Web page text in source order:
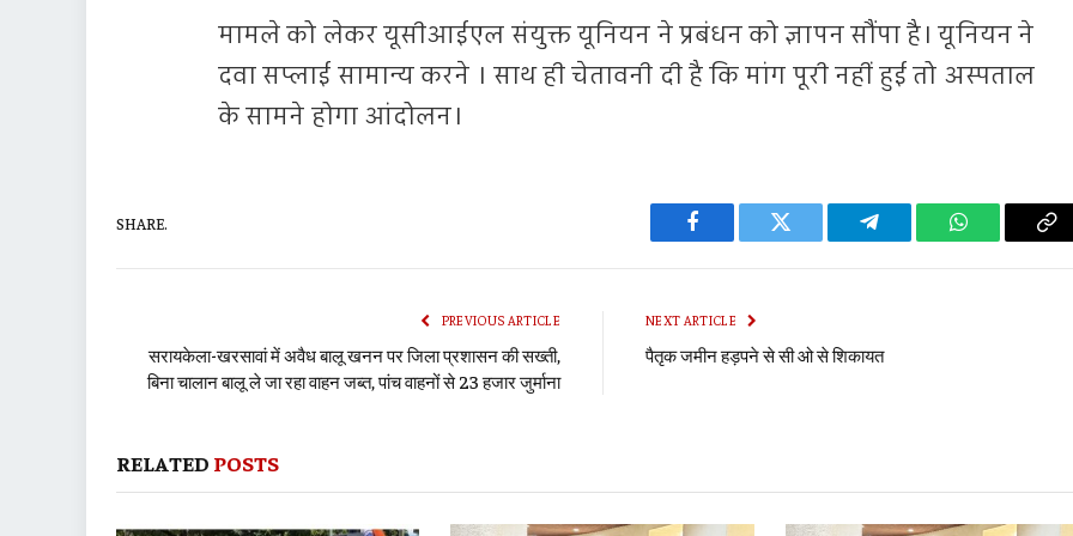
मामले को लेकर यूसीआईएल संयुक्त यूनियन ने प्रबंधन को ज्ञापन सौंपा है। यूनियन ने
दवा सप्लाई सामान्य करने । साथ ही चेतावनी दी है कि मांग पूरी नहीं हुई तो अस्पताल
के सामने होगा आंदोलन।
SHARE.
Facebook Twitter Telegram WhatsApp
PREVIOUS ARTICLE
सरायकेला-खरसावां में अवैध बालू खनन पर जिला प्रशासन की सख्ती,
बिना चालान बालू ले जा रहा वाहन जब्त, पांच वाहनों से ₹23 हजार जुर्माना
NEXT ARTICLE
पैतृक जमीन हड़पने से सी ओ से शिकायत
RELATED POSTS